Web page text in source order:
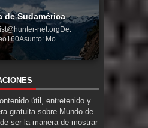
de Sudamérica
net.orgDe:
Mo...
útil, entretenido y
gratuita sobre Mundo de
ser la manera de mostrar